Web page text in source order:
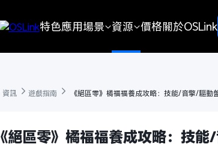
特色應用場景 資源 價格關於OSLink
資訊 遊戲指南 《絕區零》橘福福養成攻略：技能/音擎/驅動
《絕區零》橘福福養成攻略：技